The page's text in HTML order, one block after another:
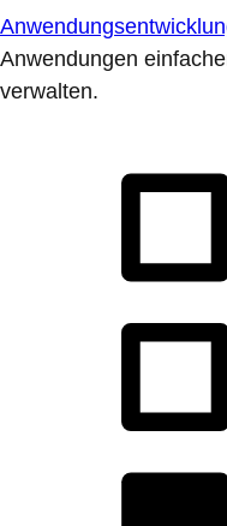
Anwendungen
verwalten.